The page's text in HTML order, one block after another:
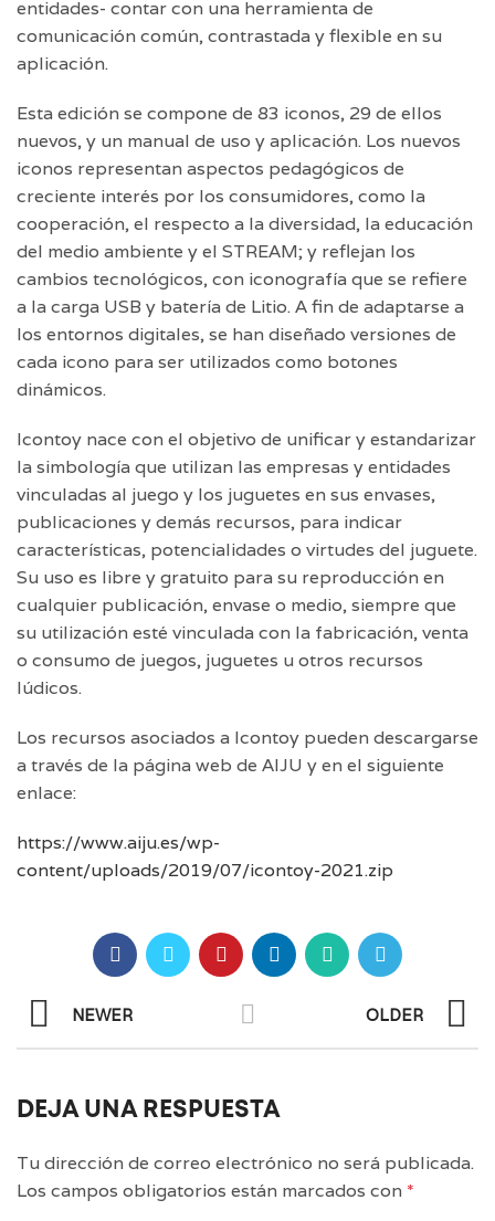
entidades- contar con una herramienta de
comunicación común, contrastada y flexible en su
aplicación.
Esta edición se compone de 83 iconos, 29 de ellos
nuevos, y un manual de uso y aplicación. Los nuevos
iconos representan aspectos pedagógicos de
creciente interés por los consumidores, como la
cooperación, el respecto a la diversidad, la educación
del medio ambiente y el STREAM; y reflejan los
cambios tecnológicos, con iconografía que se refiere
a la carga USB y batería de Litio. A fin de adaptarse a
los entornos digitales, se han diseñado versiones de
cada icono para ser utilizados como botones
dinámicos.
Icontoy nace con el objetivo de unificar y estandarizar
la simbología que utilizan las empresas y entidades
vinculadas al juego y los juguetes en sus envases,
publicaciones y demás recursos, para indicar
características, potencialidades o virtudes del juguete.
Su uso es libre y gratuito para su reproducción en
cualquier publicación, envase o medio, siempre que
su utilización esté vinculada con la fabricación, venta
o consumo de juegos, juguetes u otros recursos
lúdicos.
Los recursos asociados a Icontoy pueden descargarse
a través de la página web de AIJU y en el siguiente
enlace:
https://www.aiju.es/wp-
content/uploads/2019/07/icontoy-2021.zip
NEWER OLDER
DEJA UNA RESPUESTA
Tu dirección de correo electrónico no será publicada.
Los campos obligatorios están marcados con *